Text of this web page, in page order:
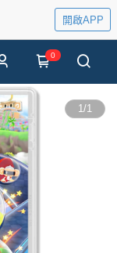
開啟APP
0
1/1